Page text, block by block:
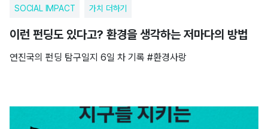
SOCIAL IMPACT 가치 더하기
이런 펀딩도 있다고? 환경을 생각하는 저마다의 방법
연진국의 펀딩 탐구일지 6일 차 기록 #환경사랑